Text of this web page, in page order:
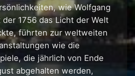
wie Wolfgang
1756 das Licht der Welt
führten zur weltweiten
wie die
die jährlich von Ende
abgehalten werden,